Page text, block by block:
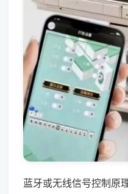
蓝牙或无线信号控制原